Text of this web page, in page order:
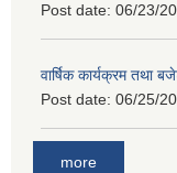
Post date: 06/23/
वार्षिक कार्यक्रम
Post date: 06/25/
more